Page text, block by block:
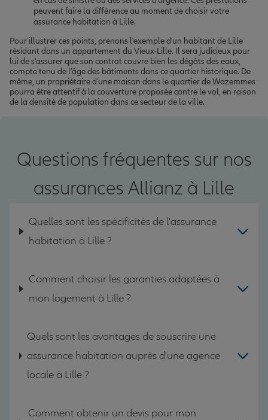
peuvent faire la différence au moment de choisir votre
assurance habitation à Lille.
Pour illustrer ces points, prenons l'exemple d'un habitant de Lille
résidant dans un appartement du Vieux-Lille. Il sera judicieux pour
lui de s'assurer que son contrat couvre bien les dégâts des eaux,
compte tenu de l'âge des bâtiments dans ce quartier historique. De
même, un propriétaire d'une maison dans le quartier de Wazemmes
pourra être attentif à la couverture proposée contre le vol, en raison
de la densité de population dans ce secteur de la ville.
Questions fréquentes sur nos
assurances Allianz à Lille
Quelles sont les spécificités de l'assurance
habitation à Lille ?
Comment choisir les garanties adaptées à
mon logement à Lille ?
Quels sont les avantages de souscrire une
assurance habitation auprès d'une agence
locale à Lille ?
Comment obtenir un devis pour mon